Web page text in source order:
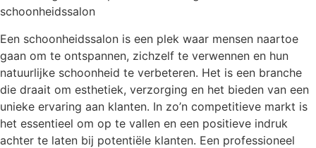
schoonheidssalon
Een schoonheidssalon is een plek waar mensen naartoe
gaan om te ontspannen, zichzelf te verwennen en hun
natuurlijke schoonheid te verbeteren. Het is een branche
die draait om esthetiek, verzorging en het bieden van een
unieke ervaring aan klanten. In zo’n competitieve markt is
het essentieel om op te vallen en een positieve indruk
achter te laten bij potentiële klanten. Een professioneel